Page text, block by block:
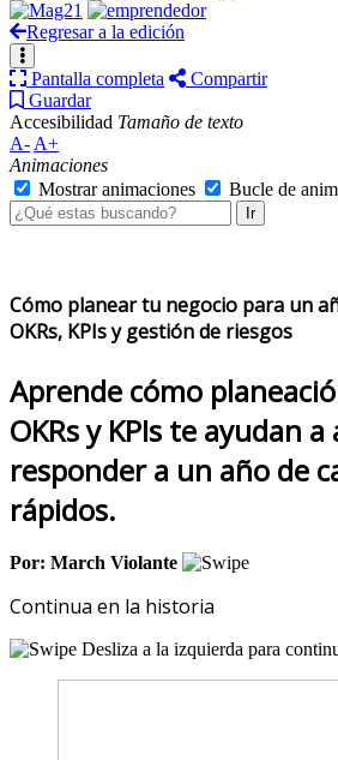
Regresar a la edición
Pantalla completa
Compartir
Guardar
Accesibilidad Tamaño de texto
A- A+
Animaciones
Mostrar animaciones
Bucle de
Ir
Cómo planear tu negocio para un
OKRs, KPIs y gestión de riesgos
Aprende cómo
OKRs y KPIs te ayudan
responder a un año de
rápidos.
Por: March Violante
Continua en la historia
Desliza a la izquierda para